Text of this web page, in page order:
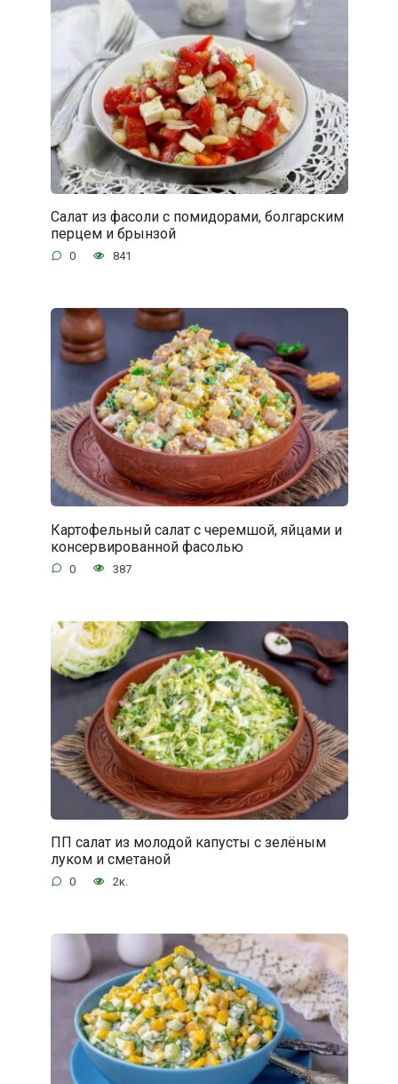
Салат из фасоли с помидорами, болгарским
перцем и брынзой
0 841
Картофельный салат с черемшой, яйцами и
консервированной фасолью
0 387
ПП салат из молодой капусты с зелёным
луком и сметаной
0 2к.